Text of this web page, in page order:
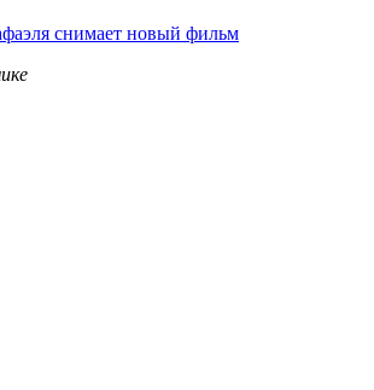
снимает новый фильм